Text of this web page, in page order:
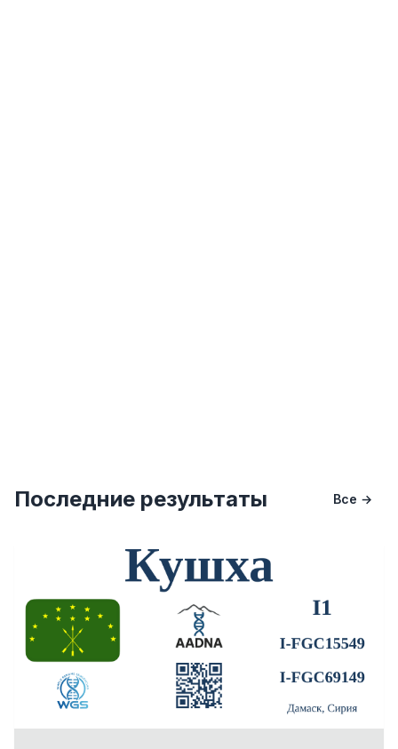
Последние результаты Все →